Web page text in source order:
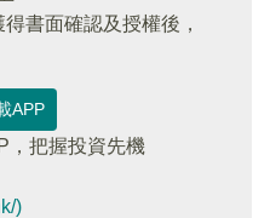
得書面確認及授權後，
APP
，把握投資先機
)